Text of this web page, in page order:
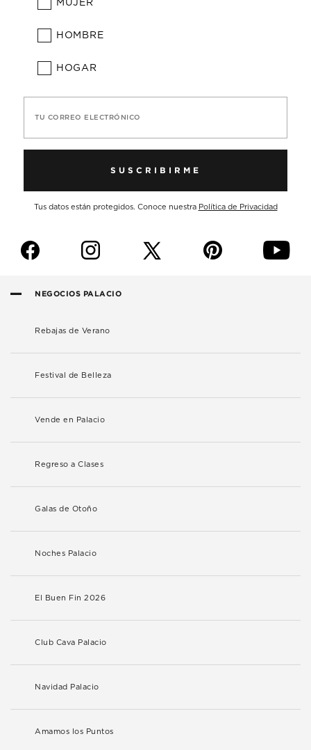
MUJER
HOMBRE
HOGAR
TU CORREO ELECTRÓNICO
SUSCRIBIRME
Tus datos están protegidos. Conoce nuestra Política de Privacidad
f i p y
NEGOCIOS PALACIO
Rebajas de Verano
Festival de Belleza
Vende en Palacio
Regreso a Clases
Galas de Otoño
Noches Palacio
El Buen Fin 2026
Club Cava Palacio
Navidad Palacio
Amamos los Puntos